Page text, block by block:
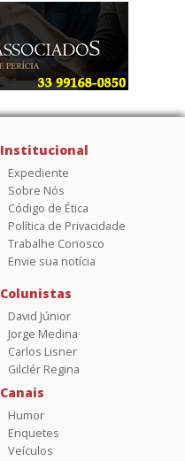
Institucional
Expediente
Sobre Nós
Código de Ética
Política de Privacidade
Trabalhe Conosco
Envie sua notícia
Colunistas
David Júnior
Jorge Medina
Carlos Lisner
Gilclér Regina
Canais
Humor
Enquetes
Veículos